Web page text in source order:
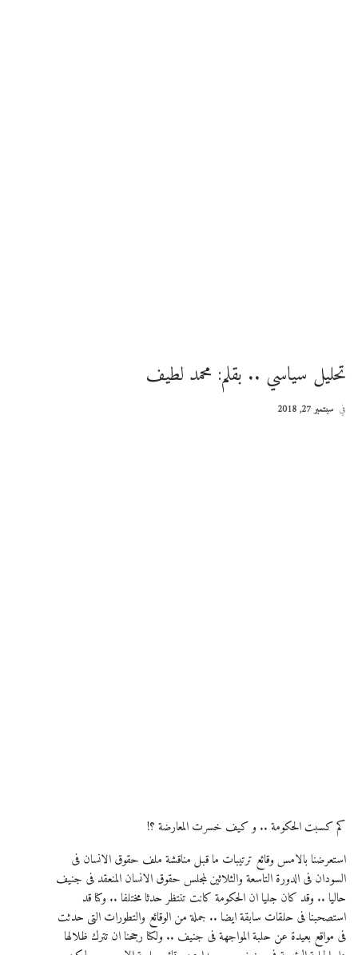
تحليل سياسي .. بقلم: محمد لطيف
في سبتمبر 27, 2018
كم كسبت الحكومة .. و كيف خسرت المعارضة ؟!
استعرضنا بالامس وقائع ترتيبات ما قبل مناقشة ملف حقوق الانسان فى
السودان فى الدورة التاسعة والثلاثين لمجلس حقوق الانسان المنعقد فى جنيف
حاليا .. وقد كان جليا ان الحكومة كانت تنتظر حدثا مختلفا .. وكنا قد
استصحبنا فى حلقات سابقة ايضا .. جملة من الوقائع والتطورات التى حدثت
فى مواقع بعيدة عن حلبة المواجهة فى جنيف .. ولكنا رجحنا ان تترك ظلالها